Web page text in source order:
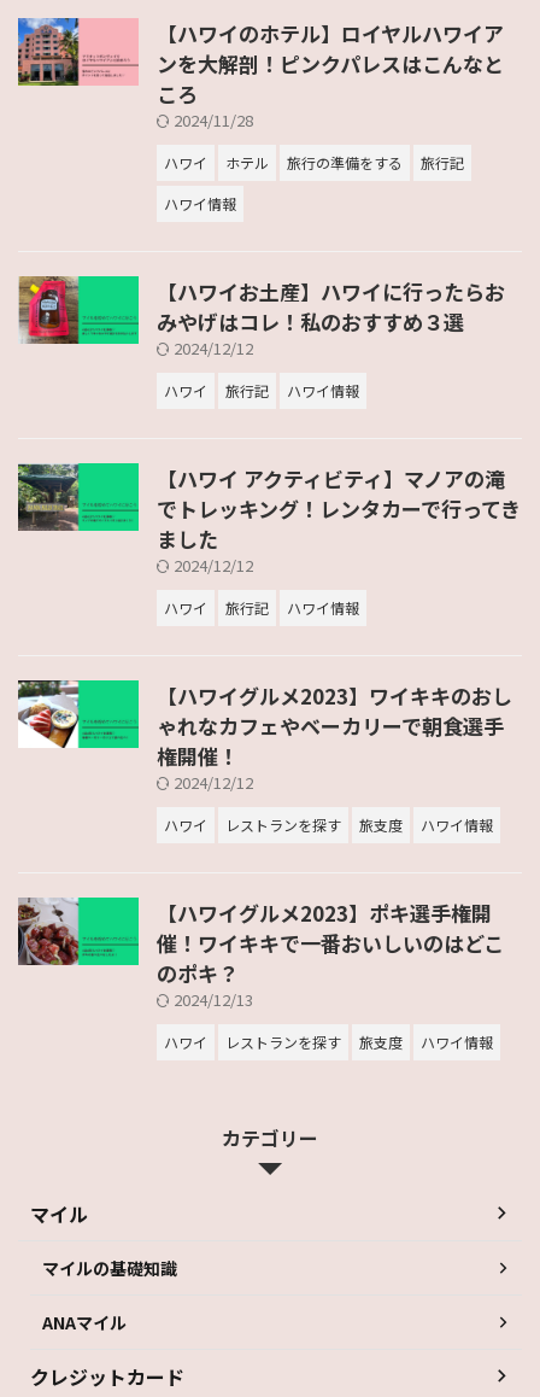
【ハワイのホテル】ロイヤルハワイア
ンを大解剖！ピンクパレスはこんなと
ころ
2024/11/28
ハワイ ホテル 旅行の準備をする
旅行記
ハワイ情報
【ハワイお土産】ハワイに行ったらお
みやげはコレ！私のおすすめ３選
2024/12/12
ハワイ 旅行記 ハワイ情報
【ハワイ アクティビティ】マノアの滝
でトレッキング！レンタカーで行ってき
ました
2024/12/12
ハワイ 旅行記 ハワイ情報
【ハワイグルメ2023】ワイキキのおし
ゃれなカフェやベーカリーで朝食選手
権開催！
2024/12/12
ハワイ レストランを探す 旅支度 ハワイ情報
【ハワイグルメ2023】ポキ選手権開
催！ワイキキで一番おいしいのはどこ
のポキ？
2024/12/13
ハワイ レストランを探す 旅支度 ハワイ情報
カテゴリー
マイル
マイルの基礎知識
ANAマイル
クレジットカード